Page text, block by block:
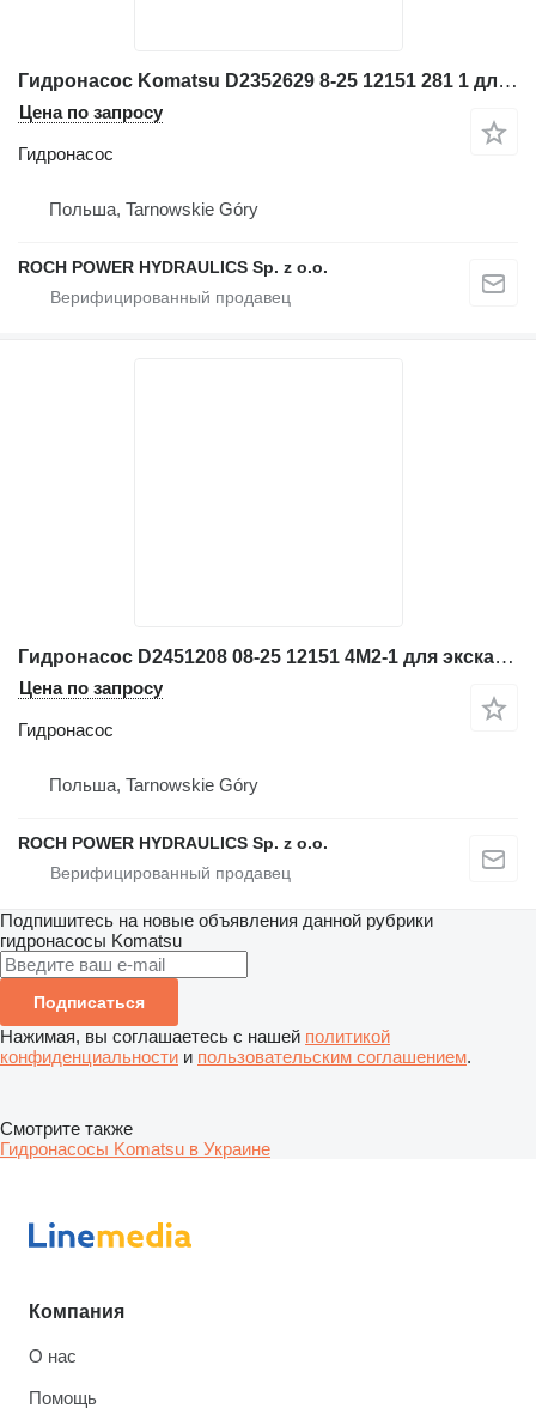
Гидронасос Komatsu D2352629 8-25 12151 281 1 для экскаватора
Цена по запросу
Гидронасос
Польша, Tarnowskie Góry
ROCH POWER HYDRAULICS Sp. z o.o.
Гидронасос D2451208 08-25 12151 4M2-1 для экскаватора Komatsu
Цена по запросу
Гидронасос
Польша, Tarnowskie Góry
ROCH POWER HYDRAULICS Sp. z o.o.
Подпишитесь на новые объявления данной рубрики
гидронасосы Komatsu
Подписаться
Нажимая, вы соглашаетесь с нашей политикой
конфиденциальности и пользовательским соглашением.
Смотрите также
Гидронасосы Komatsu в Украине
Компания
О нас
Помощь